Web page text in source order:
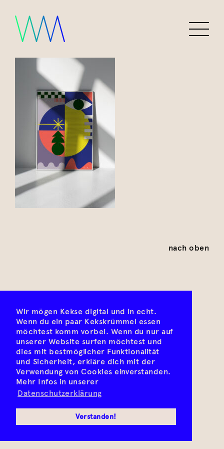
Wir mögen Kekse digital und in echt.
Wenn du ein paar Kekskrümmel essen
möchtest komm vorbei. Wenn du nur auf
unserer Website surfen möchtest und
dies mit bestmöglicher Funktionalität
und Sicherheit, erkläre dich mit der
Verwendung von Cookies einverstanden.
Mehr Infos in unserer
Datenschutzerklärung
Verstanden!
nach oben